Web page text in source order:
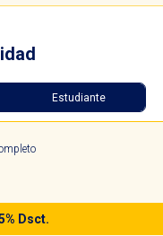
Estudiante
Dsct.